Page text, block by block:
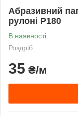
Абразивний
рулоні P180
В наявності
Роздріб
35 ₴/м